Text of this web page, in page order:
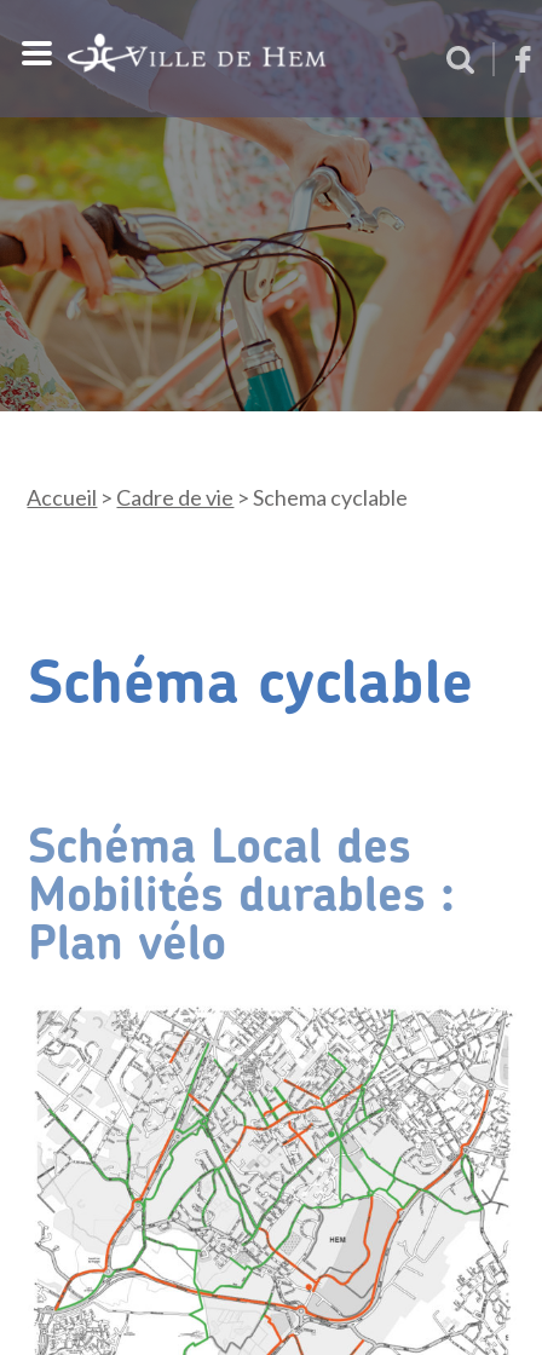
Accueil > Cadre de vie >Schema cyclable
Schéma cyclable
Schéma Local des
Mobilités durables :
Plan vélo